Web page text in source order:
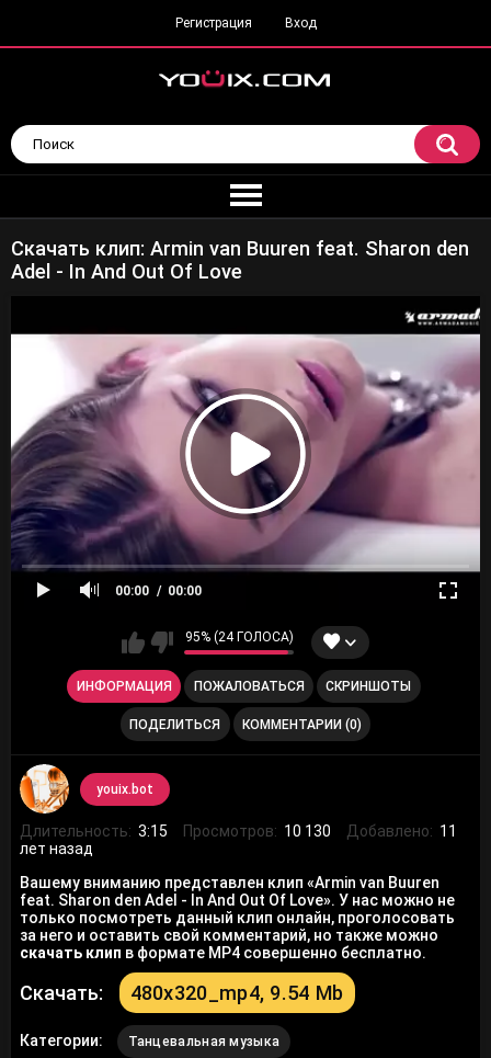
Регистрация Вход
Скачать клип: Armin van Buuren feat. Sharon den
Adel - In And Out Of Love
00:00 00:00
95% (24 ГОЛОСА)
ИНФОРМАЦИЯ ПОЖАЛОВАТЬСЯ СКРИНШОТЫ
ПОДЕЛИТЬСЯ КОММЕНТАРИИ (0)
youix.bot
Длительность: 3:15 Просмотров: 10 130 Добавлено: 11
лет назад
Вашему вниманию представлен клип «Armin van Buuren
feat. Sharon den Adel - In And Out Of Love». У нас можно не
только посмотреть данный клип онлайн, проголосовать
за него и оставить свой комментарий, но также можно
скачать клип в формате MP4 совершенно бесплатно.
Скачать: 480x320_mp4, 9.54 Mb
Категории: Танцевальная музыка